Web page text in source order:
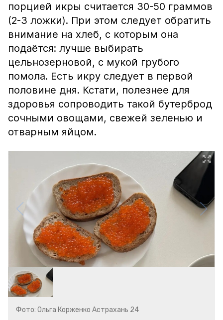
порцией икры считается 30-50 граммов
(2-3 ложки). При этом следует обратить
внимание на хлеб, с которым она
подаётся: лучше выбирать
цельнозерновой, с мукой грубого
помола. Есть икру следует в первой
половине дня. Кстати, полезнее для
здоровья сопроводить такой бутерброд
сочными овощами, свежей зеленью и
отварным яйцом.
Фото: Ольга Корженко Астрахань 24